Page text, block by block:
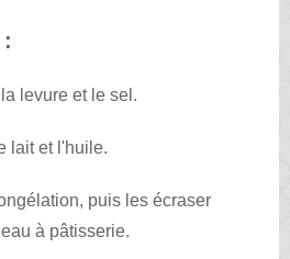
:
levure et le sel.
lait et l'huile.
puis les écraser
à pâtisserie.